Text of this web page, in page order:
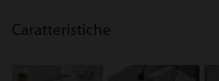
Caratteristiche